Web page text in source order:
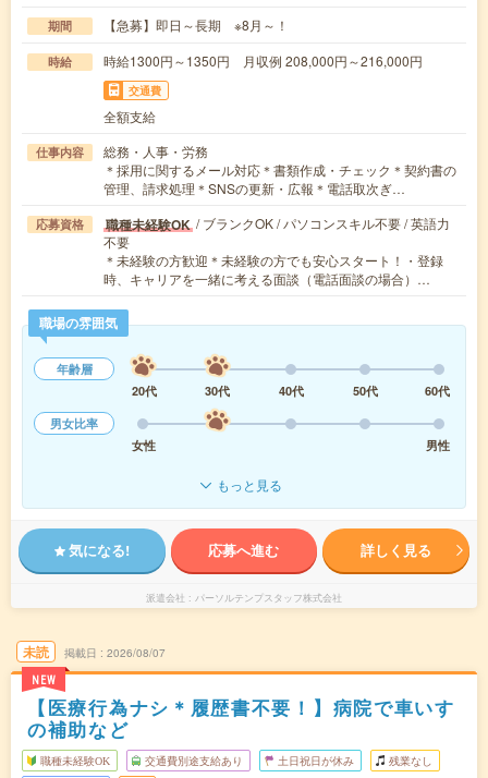
期間 【急募】即日～長期 ※8月～！
時給 時給1300円～1350円 月収例 208,000円～216,000円
交通費
全額支給
仕事内容
総務・人事・労務
＊採用に関するメール対応＊書類作成・チェック＊契約書の
管理、請求処理＊SNSの更新・広報＊電話取次ぎ…
応募資格 職種未経験OK / ブランクOK / パソコンスキル不要 / 英語力
不要
＊未経験の方歓迎＊未経験の方でも安心スタート！・登録
時、キャリアを一緒に考える面談（電話面談の場合）…
職場の雰囲気
年齢層
20代
30代 40代 50代
60代
男女比率
女性
男性
もっと見る
気になる! 応募へ進む 詳しく見る
派遣会社 パーソルテンプスタッフ株式会社
未読
NEW
掲載日 2026/08/07
【医療行為ナシ＊履歴書不要！】病院で車いす
の補助など
職種未経験OK 交通費別途支給あり 土日祝日が休み 残業なし